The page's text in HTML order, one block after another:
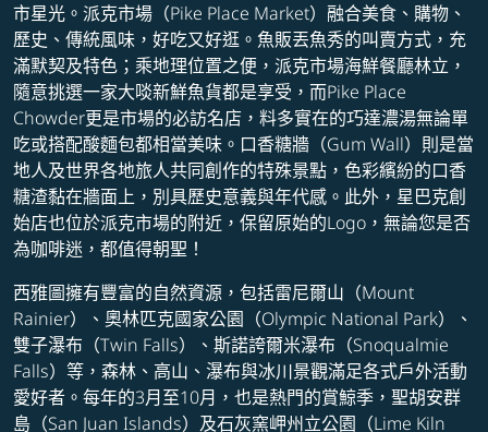
市星光。派克市場（Pike Place Market）融合美食、購物、
歷史、傳統風味，好吃又好逛。魚販丟魚秀的叫賣方式，充
滿默契及特色；乘地理位置之便，派克市場海鮮餐廳林立，
隨意挑選一家大啖新鮮魚貨都是享受，而Pike Place
Chowder更是市場的必訪名店，料多實在的巧達濃湯無論單
吃或搭配酸麵包都相當美味。口香糖牆（Gum Wall）則是當
地人及世界各地旅人共同創作的特殊景點，色彩繽紛的口香
糖渣黏在牆面上，別具歷史意義與年代感。此外，星巴克創
始店也位於派克市場的附近，保留原始的Logo，無論您是否
為咖啡迷，都值得朝聖！
西雅圖擁有豐富的自然資源，包括雷尼爾山（Mount
Rainier）、奧林匹克國家公園（Olympic National Park）、
雙子瀑布（Twin Falls）、斯諾誇爾米瀑布（Snoqualmie
Falls）等，森林、高山、瀑布與冰川景觀滿足各式戶外活動
愛好者。每年的3月至10月，也是熱門的賞鯨季，聖胡安群
島（San Juan Islands）及石灰窯岬州立公園（Lime Kiln